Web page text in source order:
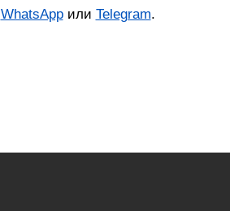
WhatsAppили Telegram.